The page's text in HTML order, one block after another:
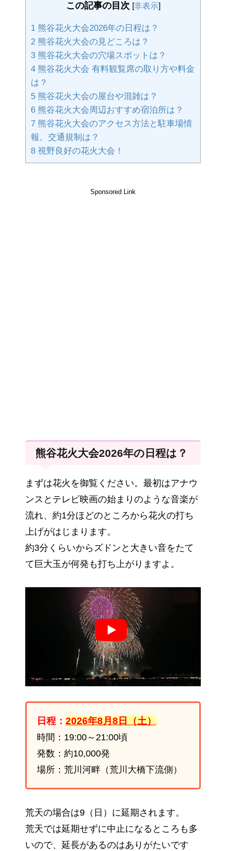
この記事の目次 [非表示]
1 熊谷花火大会2026年の日程は？
2 熊谷花火大会の見どころは？
3 熊谷花火大会の穴場スポットは？
4 熊谷花火大会 有料観覧席の取り方や料金
は？
5 熊谷花火大会の屋台や混雑は？
6 熊谷花火大会周辺おすすめ宿泊所は？
7 熊谷花火大会のアクセス方法と駐車場情
報。交通規制は？
8 視野良好の花火大会！
Sponsored Link
熊谷花火大会2026年の日程は？
まずは花火を御覧ください。最初はアナウ
ンスとテレビ映画の始まりのような音楽が
流れ、約1分ほどのところから花火の打ち
上げがはじまります。
約3分くらいからズドンと大きい音をたて
て巨大玉が何発も打ち上がりますよ。
日程： 2026年8月8日（土）
時間：19:00～21:00頃
発数：約10,000発
場所：荒川河畔（荒川大橋下流側）
荒天の場合は9（日）に延期されます。
荒天では延期せずに中止になるところも多
いので、延長があるのはありがたいです